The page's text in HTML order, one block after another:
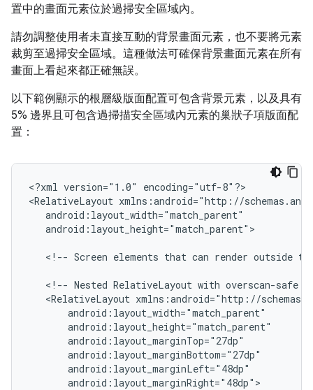
置中的畫面元素位於過掃安全區域內。
請勿調整使用者未直接互動的背景畫面元素，也不要將元素
裁剪至過掃安全區域。這種做法可確保背景畫面元素在所有
畫面上看起來都正確無誤。
以下範例顯示的根層級版面配置可包含背景元素，以及具有
5% 邊界且可包含過掃描安全區域內元素的巢狀子項版面配
置：
<?xml version="1.0"
encoding="utf-8"?>
<RelativeLayout
android:layout_height="match_parent">
<!-- Screen elements that can render outside
<!-- Nested RelativeLayout with overscan-safe
<RelativeLayout
android:layout_marginRight="48dp">